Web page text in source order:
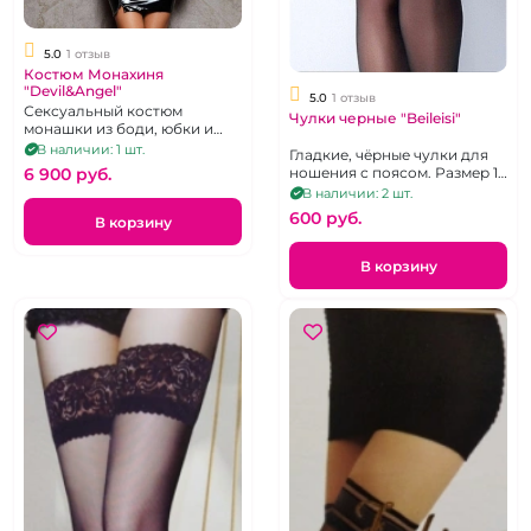
5.0 1 отзыв
Костюм Монахиня
"Devil&Angel"
Сексуальный костюм
монашки из боди, юбки и
головного убора, р. XS-S
В наличии: 1 шт.
6 900 pуб.
В корзину
5.0 1 отзыв
Чулки черные "Beileisi"
Гладкие, чёрные чулки для
ношения с поясом. Размер 1-
2.В наличии: 2 шт.
600 pуб.
В корзину